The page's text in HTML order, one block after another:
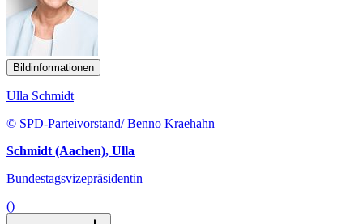
Bildinformationen
Ulla Schmidt
© SPD-Parteivorstand/ Benno Kraehahn
Schmidt (Aachen), Ulla
Bundestagsvizepräsidentin
()